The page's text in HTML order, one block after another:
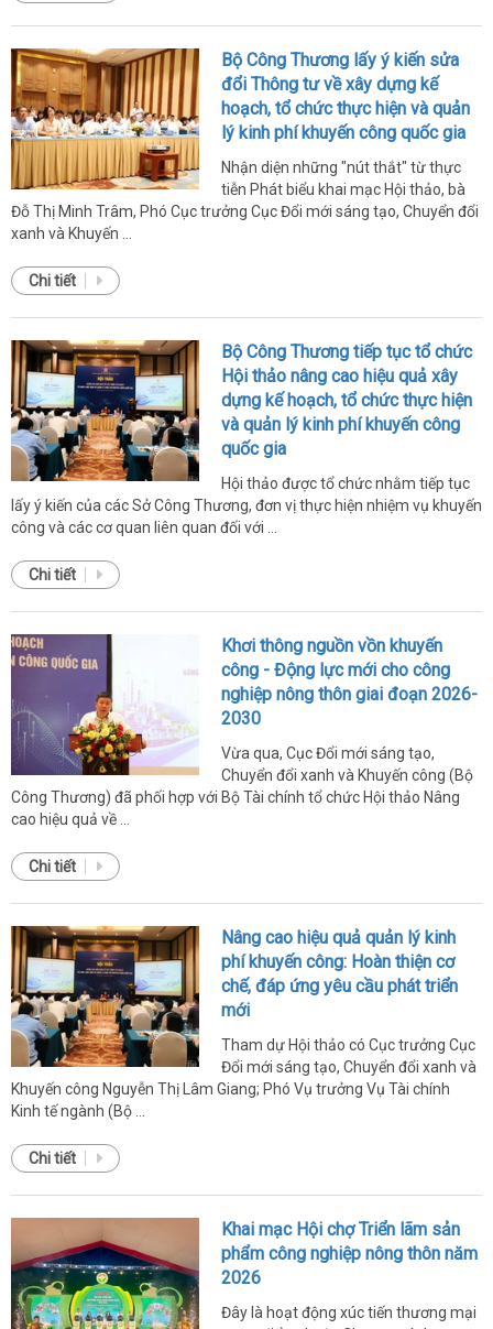
Bộ Công Thương lấy ý kiến sửa
đổi Thông tư về xây dựng kế
hoạch, tổ chức thực hiện và quản
lý kinh phí khuyến công quốc gia
Nhận diện những "nút thắt" từ thực
tiễn Phát biểu khai mạc Hội thảo, bà
Đỗ Thị Minh Trâm, Phó Cục trưởng Cục Đổi mới sáng tạo, Chuyển đổi
xanh và Khuyến ...
Chi tiết
Bộ Công Thương tiếp tục tổ chức
Hội thảo nâng cao hiệu quả xây
dựng kế hoạch, tổ chức thực hiện
và quản lý kinh phí khuyến công
quốc gia
Hội thảo được tổ chức nhằm tiếp tục
lấy ý kiến của các Sở Công Thương, đơn vị thực hiện nhiệm vụ khuyến
công và các cơ quan liên quan đối với ...
Chi tiết
Khơi thông nguồn vồn khuyến
công - Động lực mới cho công
nghiệp nông thôn giai đoạn 2026-
2030
Vừa qua, Cục Đổi mới sáng tạo,
Chuyển đổi xanh và Khuyến công (Bộ
Công Thương) đã phối hợp với Bộ Tài chính tổ chức Hội thảo Nâng
cao hiệu quả về ...
Chi tiết
Nâng cao hiệu quả quản lý kinh
phí khuyến công: Hoàn thiện cơ
chế, đáp ứng yêu cầu phát triển
mới
Tham dự Hội thảo có Cục trưởng Cục
Đổi mới sáng tạo, Chuyển đổi xanh và
Khuyến công Nguyễn Thị Lâm Giang; Phó Vụ trưởng Vụ Tài chính
Kinh tế ngành (Bộ ...
Chi tiết
Khai mạc Hội chợ Triển lãm sản
phẩm công nghiệp nông thôn năm
2026
Đây là hoạt động xúc tiến thương mại